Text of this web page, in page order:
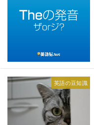
英語の豆知識